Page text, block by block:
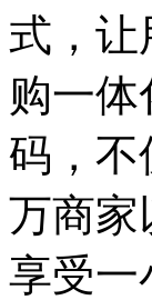
式，让
购一
码，不
万商家
享受一